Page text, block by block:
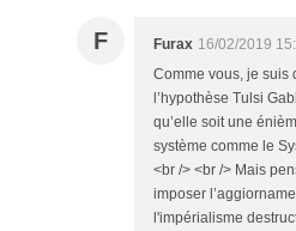
F Furax 16/02/2019
Comme vous, je suis
l’hypothèse Tulsi
qu’elle soit une
système comme le
<br /> <br /> Mais
imposer
l'impérialisme